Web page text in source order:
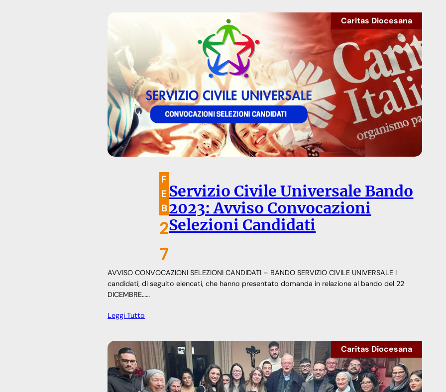
Caritas Diocesana
F
E
B
2
7
Servizio Civile Universale Bando
2023: Avviso Convocazioni
Selezioni Candidati
AVVISO CONVOCAZIONI SELEZIONI CANDIDATI – BANDO SERVIZIO CIVILE UNIVERSALE I
candidati, di seguito elencati, che hanno presentato domanda in relazione al bando del 22
DICEMBRE……
Leggi Tutto
Caritas Diocesana